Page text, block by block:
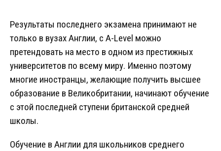
Результаты последнего экзамена принимают не
только в вузах Англии, с A-Level можно
претендовать на место в одном из престижных
университетов по всему миру. Именно поэтому
многие иностранцы, желающие получить высшее
образование в Великобритании, начинают обучение
с этой последней ступени британской средней
школы.
Обучение в Англии для школьников среднего